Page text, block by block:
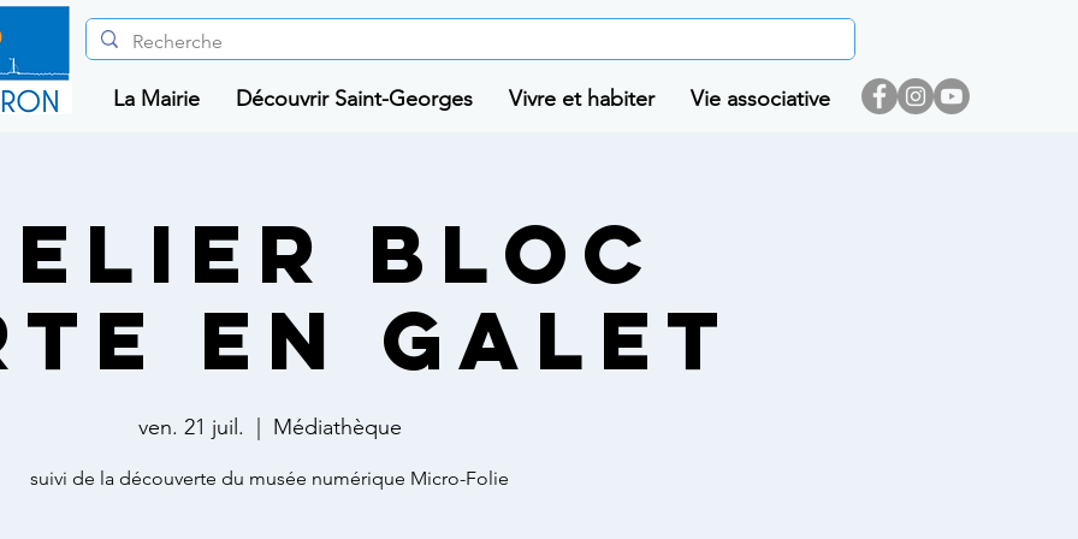
La Mairie Découvrir Saint-Georges Vivre et habiter Vie associative
BLOC
EN GALET
ven. 21 juil. Médiathèque
suivi de la découverte du musée numérique Micro-Folie